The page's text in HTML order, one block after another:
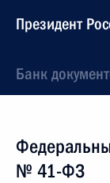
Президент
Банк
№ 41-ФЗ